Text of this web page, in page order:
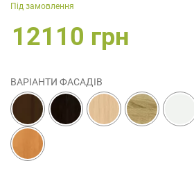
Під замовлення
12110 грн
ВАРІАНТИ ФАСАДІВ